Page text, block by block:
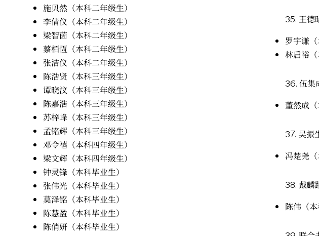
施贝然（本科二年级生）
李倩仪（本科二年级生）
梁智茵（本科二年级生）
蔡栢恆（本科二年级生）
张洁仪（本科二年级生）
陈浩贤（本科三年级生）
谭晓汶（本科三年级生）
陈嘉浩（本科三年级生）
苏梓峰（本科三年级生）
孟铭辉（本科三年级生）
邓令禧（本科四年级生）
梁文辉（本科四年级生）
钟灵锋（本科毕业生）
张伟光（本科毕业生）
莫泽铭（本科毕业生）
陈慧盈（本科毕业生）
陈俏妍（本科毕业生）
35. 王德
罗宇谦（
林启裕（
36. 伍集
董然成（
37. 吴振
冯楚尧（
38. 戴麟
陈伟（本